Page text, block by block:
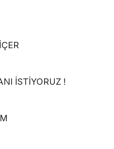
İSTİYORUZ !